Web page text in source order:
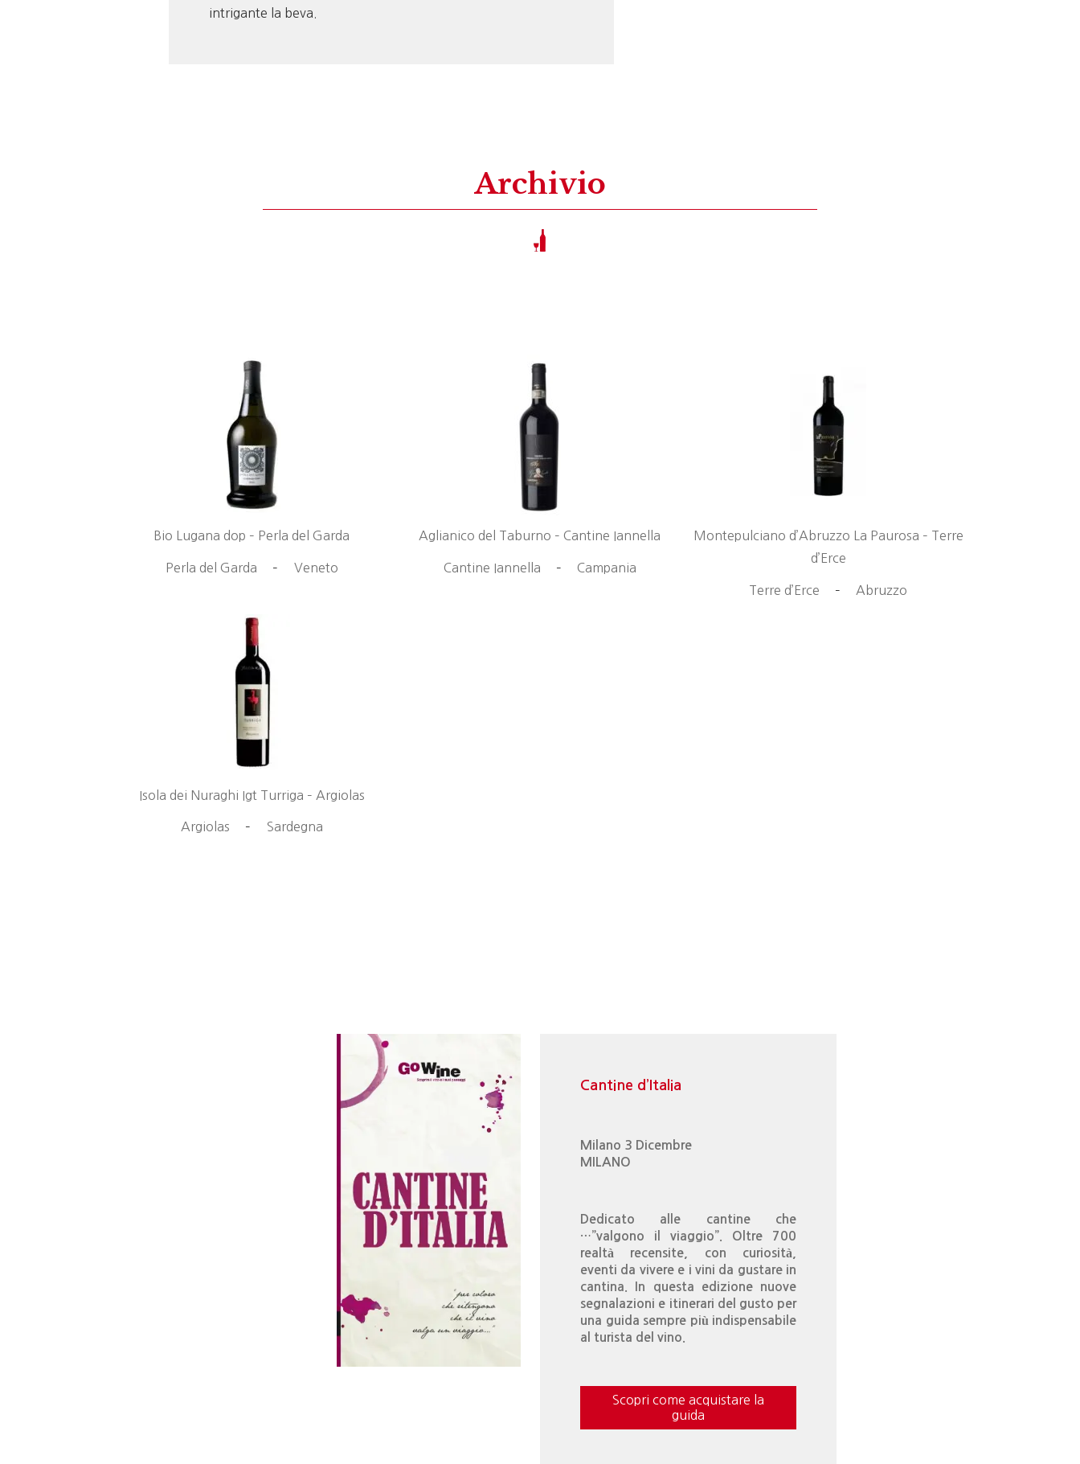
intrigante la beva.
Archivio
Bio Lugana dop – Perla del Garda
Perla del Garda – Veneto
Aglianico del Taburno – Cantine Iannella
Cantine Iannella – Campania
Montepulciano d’Abruzzo La Paurosa – Terre
d’Erce
Terre d’Erce – Abruzzo
Isola dei Nuraghi Igt Turriga – Argiolas
Argiolas – Sardegna
Cantine d’Italia
Milano 3 Dicembre
MILANO
Dedicato alle cantine che
…”valgono il viaggio”. Oltre 700
realtà recensite, con curiosità,
eventi da vivere e i vini da gustare in
cantina. In questa edizione nuove
segnalazioni e itinerari del gusto per
una guida sempre più indispensabile
al turista del vino.
Scopri come acquistare la
guida